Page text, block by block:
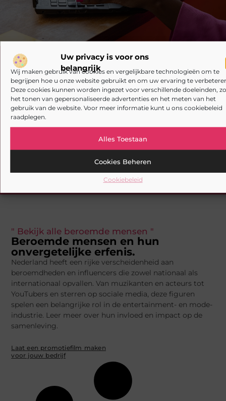
Uw privacy is voor ons
belangrijk
Wij maken gebruik van cookies en vergelijkbare technologieën om te
begrijpen hoe u onze website gebruikt en om uw ervaring te
Deze cookies kunnen worden ingezet voor verschillende doeleinden,
het tonen van gepersonaliseerde advertenties en het meten van het
gebruik van de website. Voor meer informatie kunt u ons cookiebeleid
raadplegen.
Alles Toestaan
Cookies Beheren
Cookiebeleid
Registreer nu en word deel van ons
platform!
Ben jij een gepassioneerde schrijver of een
nieuwsgierige lezer? Sluit je aan bij ons blogplatform
en deel jouw verhalen, ontdek inspirerende blogs en
bouw mee aan een levendige community. Registreer
vandaag nog en begin met bloggen.
Praat met ons
" Bekijk alle beroemde mensen "
Beroemde mensen en hun
onvergetelijke erfenis.
Nederland heeft een rijke verscheidenheid aan
beroemdheden en influencers die zowel nationaal als
internationaal opvallen. Van muzikanten en acteurs tot
YouTubers en sterren op sociale media, deze figuren
spelen een belangrijke rol in de entertainment- en mode-
industrie. Leer meer over hun invloed en impact op de
samenleving.
Laat een promotiefilm maken
voor jouw bedrijf